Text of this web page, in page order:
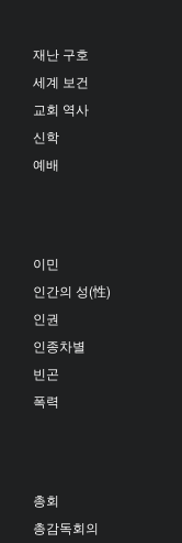
재난 구호
세계 보건
교회 역사
신학
예배
이민
인간의 성(性)
인권
인종차별
빈곤
폭력
총회
총감독회의